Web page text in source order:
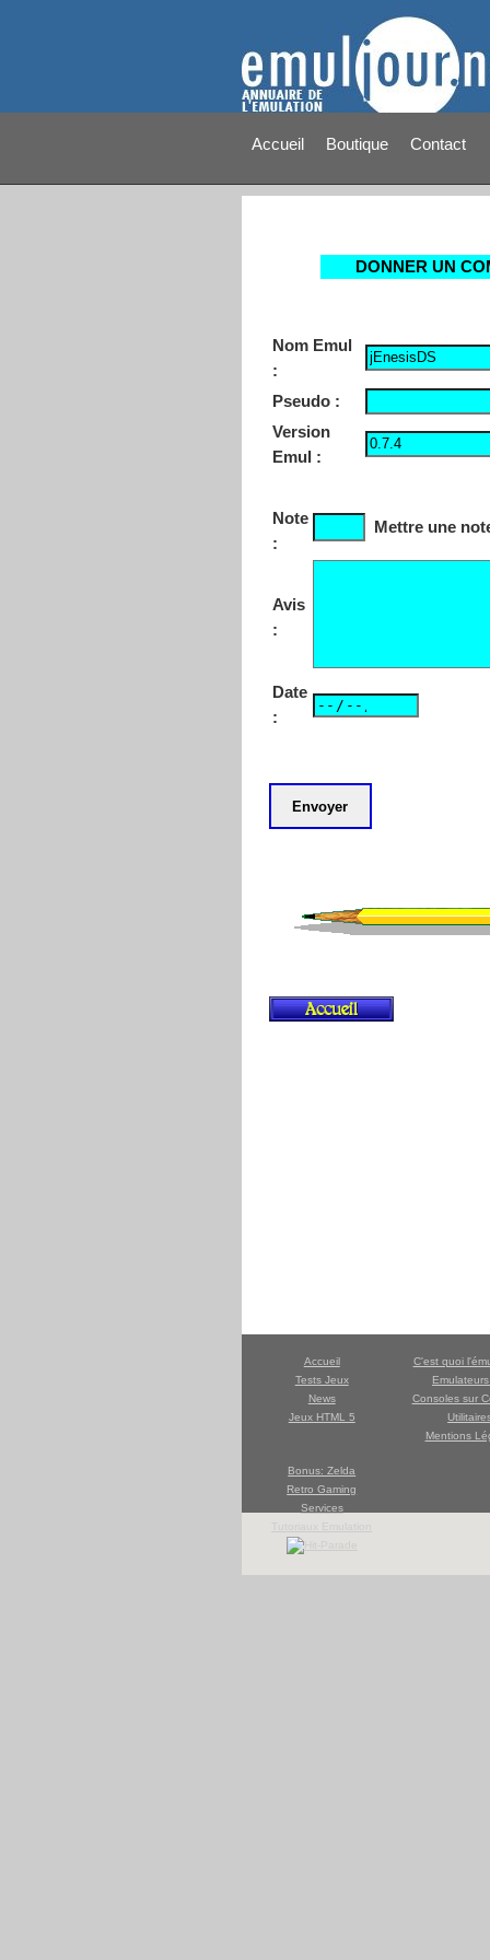
Accueil Boutique Contact
DONNER UN
Nom Emul
:
Pseudo :
Version
Emul :
Note
:
Mettre une
Avis
:
Date
:
Accueil
Tests Jeux
News
Jeux HTML 5
C'est quoi
Consoles sur
Mentions
Bonus: Zelda
Retro Gaming
Services